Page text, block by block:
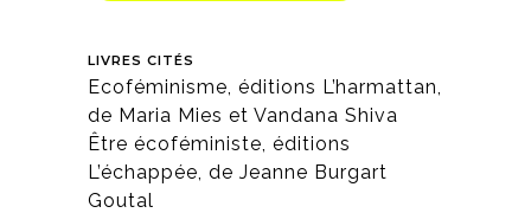
LIVRES CITÉS
Ecoféminisme, éditions L’harmattan,
de Maria Mies et Vandana Shiva
Être écoféministe, éditions
L’échappée, de Jeanne Burgart
Goutal